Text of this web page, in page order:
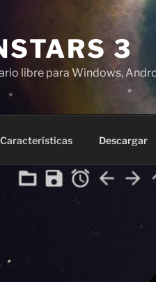
3
libre para Windows,
Características Descargar